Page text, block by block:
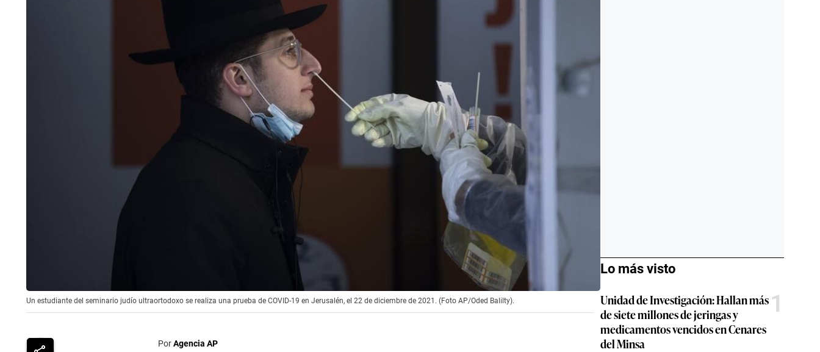
Un estudiante del seminario judío ultraortodoxo se realiza una prueba de COVID-19 en Jerusalén, el 22 de diciembre de 2021. (Foto AP/Oded Balilty).
PorAgencia AP
Lo más visto
Unidad de Investigación: Hallan más
de siete millones de jeringas y
medicamentos vencidos en Cenares
del Minsa
1